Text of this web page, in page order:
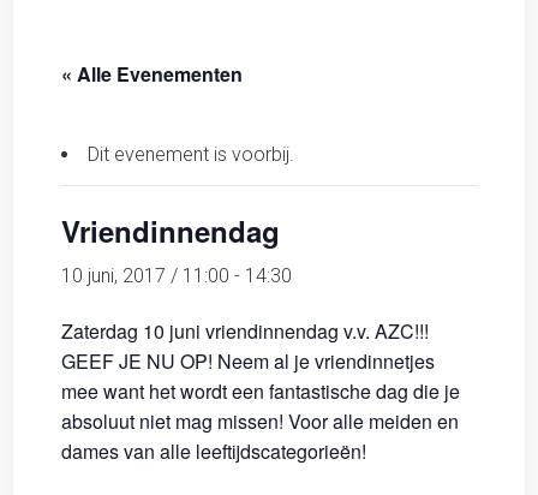
« Alle Evenementen
Dit evenement is voorbij.
Vriendinnendag
10 juni, 2017 / 11:00 - 14:30
Zaterdag 10 juni vriendinnendag v.v. AZC!!!
GEEF JE NU OP! Neem al je vriendinnetjes
mee want het wordt een fantastische dag die je
absoluut niet mag missen! Voor alle meiden en
dames van alle leeftijdscategorieën!